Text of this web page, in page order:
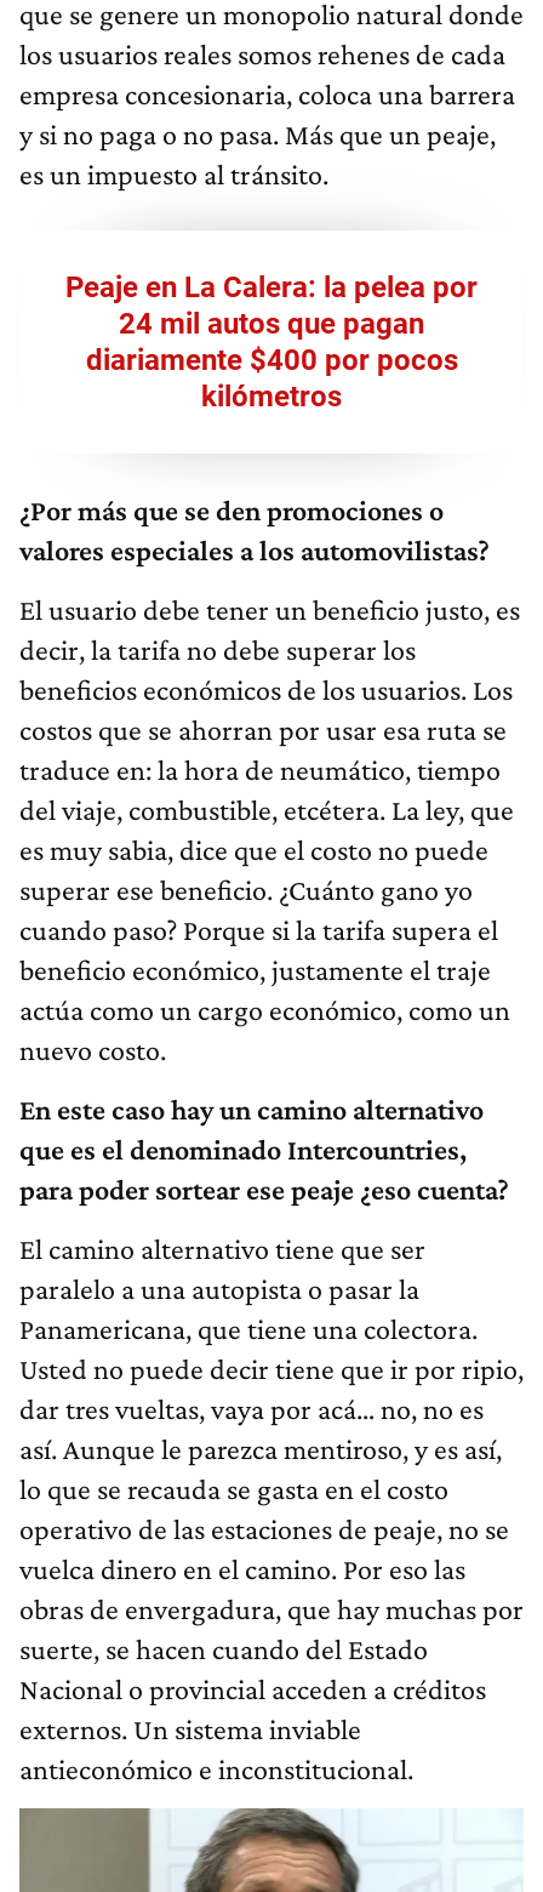
que se genere un monopolio natural donde
los usuarios reales somos rehenes de cada
empresa concesionaria, coloca una barrera
y si no paga o no pasa. Más que un peaje,
es un impuesto al tránsito.
Peaje en La Calera: la pelea por
24 mil autos que pagan
diariamente $400 por pocos
kilómetros
¿Por más que se den promociones o
valores especiales a los automovilistas?
El usuario debe tener un beneficio justo, es
decir, la tarifa no debe superar los
beneficios económicos de los usuarios. Los
costos que se ahorran por usar esa ruta se
traduce en: la hora de neumático, tiempo
del viaje, combustible, etcétera. La ley, que
es muy sabia, dice que el costo no puede
superar ese beneficio. ¿Cuánto gano yo
cuando paso? Porque si la tarifa supera el
beneficio económico, justamente el traje
actúa como un cargo económico, como un
nuevo costo.
En este caso hay un camino alternativo
que es el denominado Intercountries,
para poder sortear ese peaje ¿eso cuenta?
El camino alternativo tiene que ser
paralelo a una autopista o pasar la
Panamericana, que tiene una colectora.
Usted no puede decir tiene que ir por ripio,
dar tres vueltas, vaya por acá… no, no es
así. Aunque le parezca mentiroso, y es así,
lo que se recauda se gasta en el costo
operativo de las estaciones de peaje, no se
vuelca dinero en el camino. Por eso las
obras de envergadura, que hay muchas por
suerte, se hacen cuando del Estado
Nacional o provincial acceden a créditos
externos. Un sistema inviable
antieconómico e inconstitucional.